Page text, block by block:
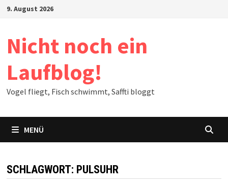
Zum9. August 2026
Nicht noch ein
Laufblog!
Vogel fliegt, Fisch schwimmt, Saffti bloggt
MENÜ
SCHLAGWORT: PULSUHR